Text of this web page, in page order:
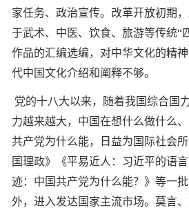
家任务、政治宣传。改革开放初期
于武术、中医、饮食、旅游等传统“
作品的汇编选编，对中华文化的精
代中国文化介绍和阐释不够。
党的十八大以来，随着我国综合国
力越来越大，中国在想什么做什么
共产党为什么能，日益为国际社会
国理政》《平易近人：习近平的语
迹：中国共产党为什么能？》等一
外，进入发达国家主流市场。莫言